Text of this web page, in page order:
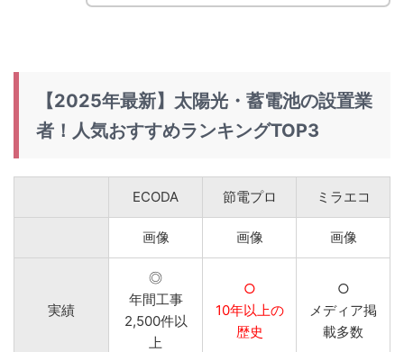
【2025年最新】太陽光・蓄電池の設置業
者！人気おすすめランキングTOP3
ECODA 節電プロ ミラエコ
画像 画像 画像
実績
◎
年間工事
2,500件以
上
○
10年以上の
歴史
○
メディア掲
載多数